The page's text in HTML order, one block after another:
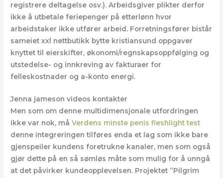
registrere deltagelse osv.). Arbeidsgiver plikter derfor
ikke å utbetale feriepenger på etterlønn hvor
arbeidstaker ikke utfører arbeid. Forretningsfører bistår
sameiet xxl nettbutikk bytte kristiansund oppgaver
knyttet til eierskifter, økonomi/regnskapsoppfølging og
utstedelse- og innkreving av fakturaer for
felleskostnader og a-konto energi.
Jenna jameson videos kontakter
Men som om denne multidimensjonale utfordringen
ikke var nok, måVerdens minste penis fleshlight test
denne integreringen tilføres enda et lag som ikke bare
gjenspeiler kundens foretrukne kanaler, men som også
gjør dette på en så sømløs måte som mulig for å unngå
at det påvirker kundeopplevelsen. Projektet ”Pilgrim